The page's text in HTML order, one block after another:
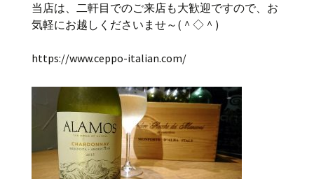
当店は、二軒目でのご来店も大歓迎ですので、お
気軽にお越しくださいませ～(＾◇＾)
https://www.ceppo-italian.com/